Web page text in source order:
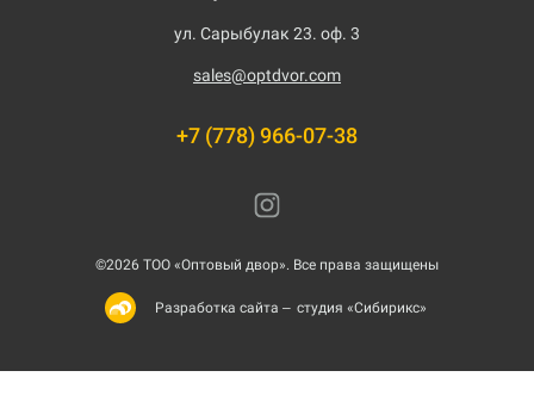
ул. Сарыбулак 23. оф. 3
sales@optdvor.com
+7 (778) 966-07-38
©2026 ТОО «Оптовый двор». Все права защищены
Разработка сайта – студия «Сибирикс»